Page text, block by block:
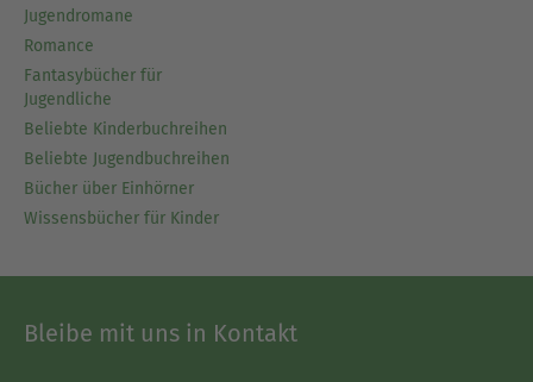
Jugendromane
Romance
Fantasybücher für
Jugendliche
Beliebte Kinderbuchreihen
Beliebte Jugendbuchreihen
Bücher über Einhörner
Wissensbücher für Kinder
Bleibe mit uns in Kontakt